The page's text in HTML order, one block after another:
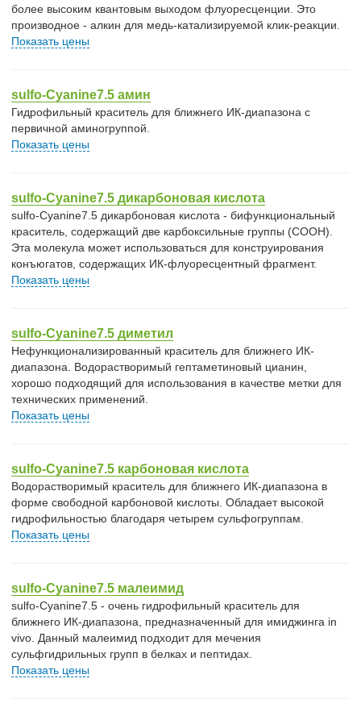
более высоким квантовым выходом флуоресценции. Это
производное - алкин для медь-катализируемой клик-реакции.
Показать цены
sulfo-Cyanine7.5 амин
Гидрофильный краситель для ближнего ИК-диапазона с
первичной аминогруппой.
Показать цены
sulfo-Cyanine7.5 дикарбоновая кислота
sulfo-Cyanine7.5 дикарбоновая кислота - бифункциональный
краситель, содержащий две карбоксильные группы (COOH).
Эта молекула может использоваться для конструирования
конъюгатов, содержащих ИК-флуоресцентный фрагмент.
Показать цены
sulfo-Cyanine7.5 диметил
Нефункционализированный краситель для ближнего ИК-
диапазона. Водорастворимый гептаметиновый цианин,
хорошо подходящий для использования в качестве метки для
технических применений.
Показать цены
sulfo-Cyanine7.5 карбоновая кислота
Водорастворимый краситель для ближнего ИК-диапазона в
форме свободной карбоновой кислоты. Обладает высокой
гидрофильностью благодаря четырем сульфогруппам.
Показать цены
sulfo-Cyanine7.5 малеимид
sulfo-Cyanine7.5 - очень гидрофильный краситель для
ближнего ИК-диапазона, предназначенный для имиджинга in
vivo. Данный малеимид подходит для мечения
сульфгидрильных групп в белках и пептидах.
Показать цены